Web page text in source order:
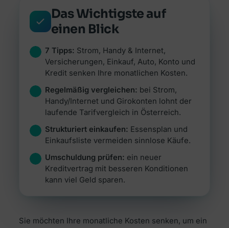
Zur Übersicht Finanzierung →
Zur Übersicht Investment →
Beiträge rund um Finanzierung, Versicherung &
Anlegen.
Zur Übersicht Ratgeber →
Das Wichtigste auf
einen Blick
7 Tipps: Strom, Handy & Internet,
Versicherungen, Einkauf, Auto, Konto und
Kredit senken Ihre monatlichen Kosten.
Regelmäßig vergleichen: bei Strom,
Handy/Internet und Girokonten lohnt der
laufende Tarifvergleich in Österreich.
Strukturiert einkaufen: Essensplan und
Einkaufsliste vermeiden sinnlose Käufe.
Umschuldung prüfen: ein neuer
Kreditvertrag mit besseren Konditionen
kann viel Geld sparen.
Sie möchten Ihre monatliche Kosten senken, um ein